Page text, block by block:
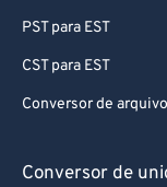
PST para EST
CST para EST
Conversor de arquivo
Conversor de